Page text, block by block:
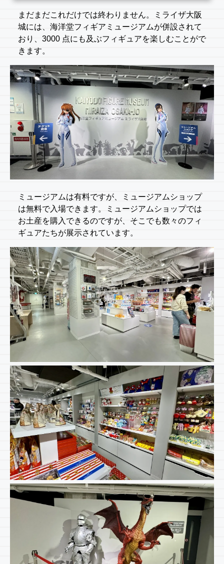
まだまだこれだけでは終わりません。ミライザ大阪
城には、海洋堂フィギアミュージアムが併設されて
おり、3000 点にも及ぶフィギュアを楽しむことがで
きます。
ミュージアムは有料ですが、ミュージアムショップ
は無料で入場できます。ミュージアムショップでは
お土産を購入できるのですが、そこでも数々のフィ
ギュアたちが展示されています。